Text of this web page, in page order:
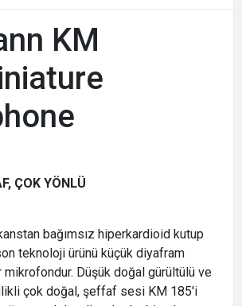
KM
ÇOK YÖNLÜ
bağımsız hiperkardioid kutup
teknoloji ürünü küçük diyafram
Düşük doğal gürültülü ve
çok doğal, şeffaf sesi KM 185'i